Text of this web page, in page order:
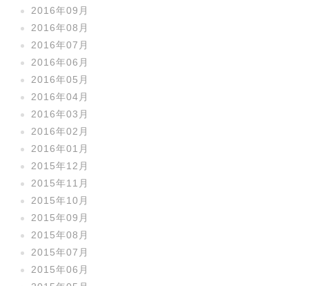
2016年09月
2016年08月
2016年07月
2016年06月
2016年05月
2016年04月
2016年03月
2016年02月
2016年01月
2015年12月
2015年11月
2015年10月
2015年09月
2015年08月
2015年07月
2015年06月